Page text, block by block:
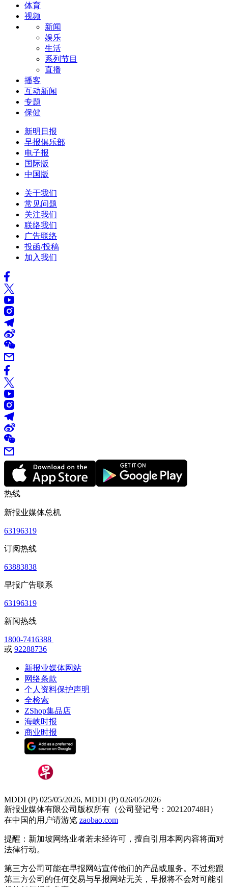
体育
视频
新闻
娱乐
生活
系列节目
直播
播客
互动新闻
专题
保健
新明日报
早报俱乐部
电子报
国际版
中国版
关于我们
常见问题
关注我们
联络我们
广告联络
投函/投稿
加入我们
热线
新报业媒体总机
63196319
订阅热线
63883838
早报广告联系
63196319
新闻热线
1800-7416388
或 92288736
新报业媒体网站
网络条款
个人资料保护声明
全检索
ZShop集品店
海峡时报
商业时报
MDDI (P) 025/05/2026, MDDI (P) 026/05/2026
新报业媒体有限公司版权所有（公司登记号：202120748H）
在中国的用户请游览 zaobao.com
提醒：新加坡网络业者若未经许可，擅自引用本网内容将面对
法律行动。
第三方公司可能在早报网站宣传他们的产品或服务。不过您跟
第三方公司的任何交易与早报网站无关，早报将不会对可能引